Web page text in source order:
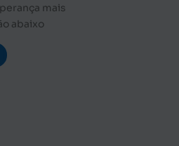
mais
abaixo